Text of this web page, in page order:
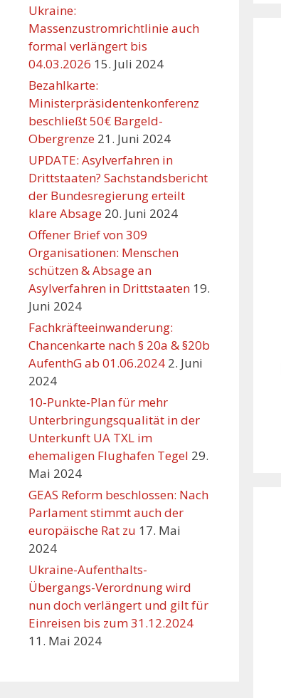
Ukraine:
Massenzustromrichtlinie auch
formal verlängert bis
04.03.2026 15. Juli 2024
Bezahlkarte:
Ministerpräsidentenkonferenz
beschließt 50€ Bargeld-
Obergrenze 21. Juni 2024
UPDATE: Asylverfahren in
Drittstaaten? Sachstandsbericht
der Bundesregierung erteilt
klare Absage 20. Juni 2024
Offener Brief von 309
Organisationen: Menschen
schützen & Absage an
Asylverfahren in Drittstaaten 19.
Juni 2024
Fachkräfteeinwanderung:
Chancenkarte nach § 20a & §20b
AufenthG ab 01.06.2024 2. Juni
2024
10-Punkte-Plan für mehr
Unterbringungsqualität in der
Unterkunft UA TXL im
ehemaligen Flughafen Tegel 29.
Mai 2024
GEAS Reform beschlossen: Nach
Parlament stimmt auch der
europäische Rat zu 17. Mai
2024
Ukraine-Aufenthalts-
Übergangs-Verordnung wird
nun doch verlängert und gilt für
Einreisen bis zum 31.12.2024
11. Mai 2024